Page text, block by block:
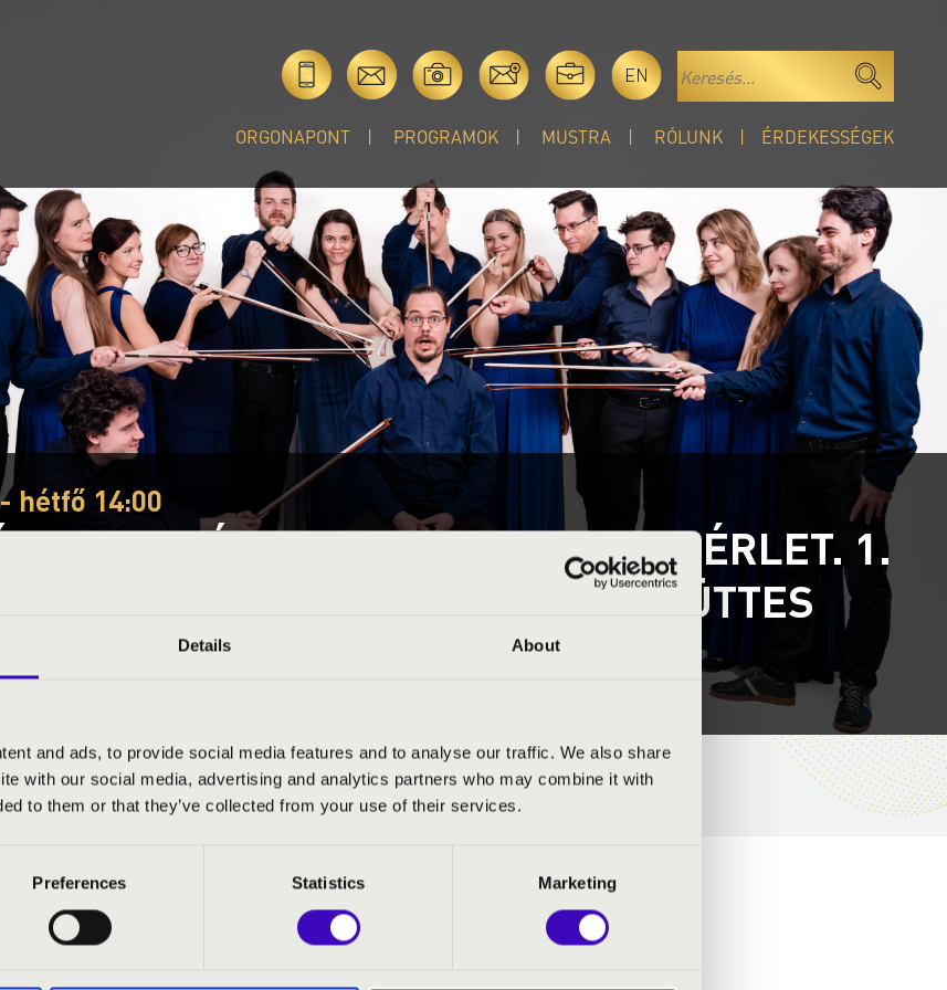
Details About
and ads, to provide social media features and to analyse our traffic. We also share
with our social media, advertising and analytics partners who may combine it with
to them or that they’ve collected from your use of their services.
Preferences Statistics Marketing
EN
ORGONAPONT PROGRAMOK MUSTRA RÓLUNK ÉRDEKESSÉGEK
hétfő 14:00
– KOMÁROM-ESZTERGOM – A BÉRLET. 1.
– ANIMA MUSICAE KAMARAEGYÜTTES
vármegye